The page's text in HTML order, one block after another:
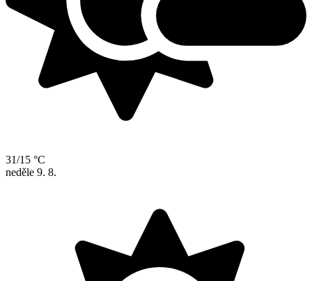
31/15 °C
neděle 9. 8.